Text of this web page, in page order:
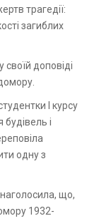
трагедії:
загиблих
доповіді
І курсу
і
одну з
що,
1932-